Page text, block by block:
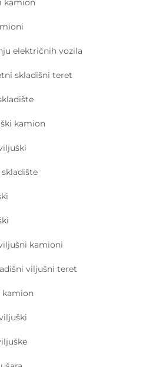
kamion
električnih vozila
skladišni teret
kamion
kamioni
viljušni teret
kamion